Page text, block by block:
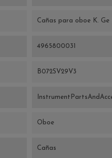
Cañas para oboe K. Ge
4965800031
B072SV29V3
Oboe
Cañas